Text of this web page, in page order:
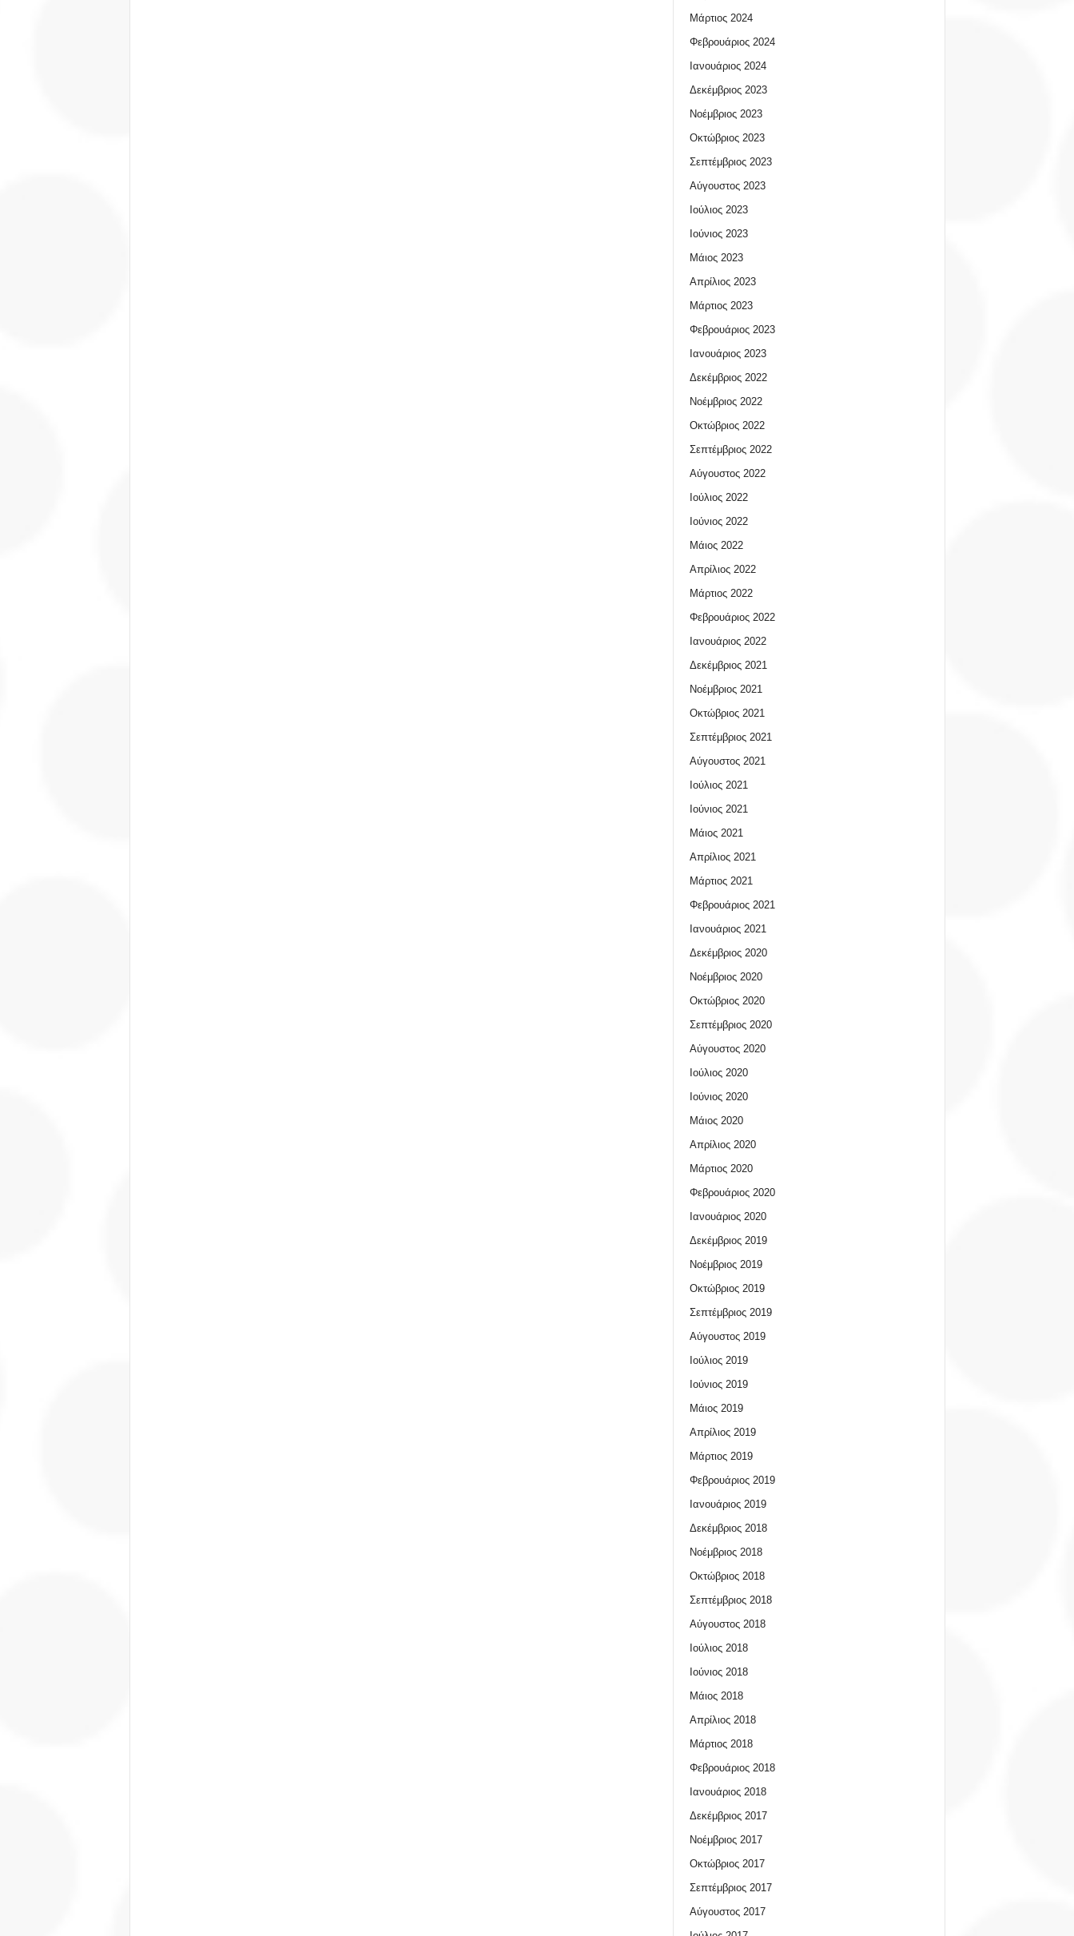
Μάρτιος 2024
Φεβρουάριος 2024
Ιανουάριος 2024
Δεκέμβριος 2023
Νοέμβριος 2023
Οκτώβριος 2023
Σεπτέμβριος 2023
Αύγουστος 2023
Ιούλιος 2023
Ιούνιος 2023
Μάιος 2023
Απρίλιος 2023
Μάρτιος 2023
Φεβρουάριος 2023
Ιανουάριος 2023
Δεκέμβριος 2022
Νοέμβριος 2022
Οκτώβριος 2022
Σεπτέμβριος 2022
Αύγουστος 2022
Ιούλιος 2022
Ιούνιος 2022
Μάιος 2022
Απρίλιος 2022
Μάρτιος 2022
Φεβρουάριος 2022
Ιανουάριος 2022
Δεκέμβριος 2021
Νοέμβριος 2021
Οκτώβριος 2021
Σεπτέμβριος 2021
Αύγουστος 2021
Ιούλιος 2021
Ιούνιος 2021
Μάιος 2021
Απρίλιος 2021
Μάρτιος 2021
Φεβρουάριος 2021
Ιανουάριος 2021
Δεκέμβριος 2020
Νοέμβριος 2020
Οκτώβριος 2020
Σεπτέμβριος 2020
Αύγουστος 2020
Ιούλιος 2020
Ιούνιος 2020
Μάιος 2020
Απρίλιος 2020
Μάρτιος 2020
Φεβρουάριος 2020
Ιανουάριος 2020
Δεκέμβριος 2019
Νοέμβριος 2019
Οκτώβριος 2019
Σεπτέμβριος 2019
Αύγουστος 2019
Ιούλιος 2019
Ιούνιος 2019
Μάιος 2019
Απρίλιος 2019
Μάρτιος 2019
Φεβρουάριος 2019
Ιανουάριος 2019
Δεκέμβριος 2018
Νοέμβριος 2018
Οκτώβριος 2018
Σεπτέμβριος 2018
Αύγουστος 2018
Ιούλιος 2018
Ιούνιος 2018
Μάιος 2018
Απρίλιος 2018
Μάρτιος 2018
Φεβρουάριος 2018
Ιανουάριος 2018
Δεκέμβριος 2017
Νοέμβριος 2017
Οκτώβριος 2017
Σεπτέμβριος 2017
Αύγουστος 2017